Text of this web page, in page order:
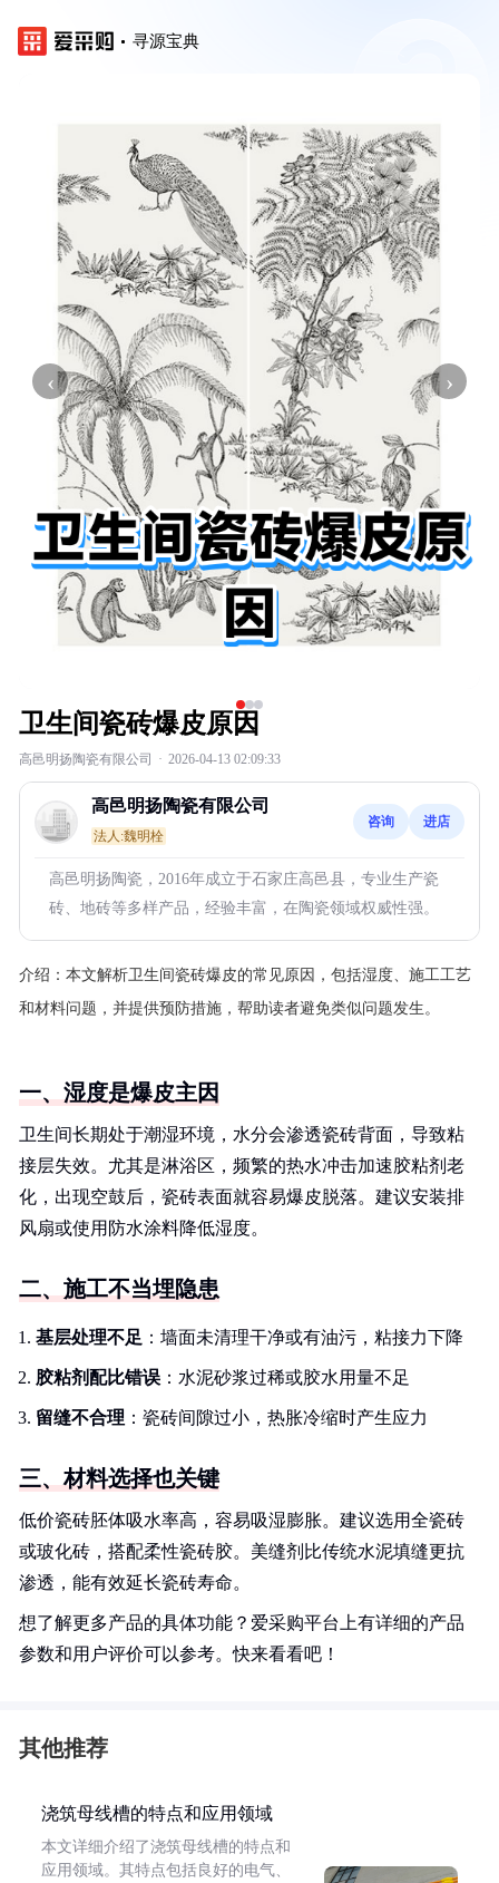
寻源宝典
‹ ›
卫生间瓷砖爆皮原因
高邑明扬陶瓷有限公司 · 2026-04-13 02:09:33
高邑明扬陶瓷有限公司
法人:魏明栓
咨询 进店
高邑明扬陶瓷，2016年成立于石家庄高邑县，专业生产瓷
砖、地砖等多样产品，经验丰富，在陶瓷领域权威性强。
介绍： 本文解析卫生间瓷砖爆皮的常见原因，包括湿度、施工工艺
和材料问题，并提供预防措施，帮助读者避免类似问题发生。
一、湿度是爆皮主因
卫生间长期处于潮湿环境，水分会渗透瓷砖背面，导致粘
接层失效。尤其是淋浴区，频繁的热水冲击加速胶粘剂老
化，出现空鼓后，瓷砖表面就容易爆皮脱落。建议安装排
风扇或使用防水涂料降低湿度。
二、施工不当埋隐患
基层处理不足 ：墙面未清理干净或有油污，粘接力下降
胶粘剂配比错误 ：水泥砂浆过稀或胶水用量不足
留缝不合理 ：瓷砖间隙过小，热胀冷缩时产生应力
三、材料选择也关键
低价瓷砖胚体吸水率高，容易吸湿膨胀。建议选用全瓷砖
或玻化砖，搭配柔性瓷砖胶。美缝剂比传统水泥填缝更抗
渗透，能有效延长瓷砖寿命。
想了解更多产品的具体功能？爱采购平台上有详细的产品
参数和用户评价可以参考。快来看看吧！
其他推荐
浇筑母线槽的特点和应用领域
本文详细介绍了浇筑母线槽的特点和
应用领域。其特点包括良好的电气、